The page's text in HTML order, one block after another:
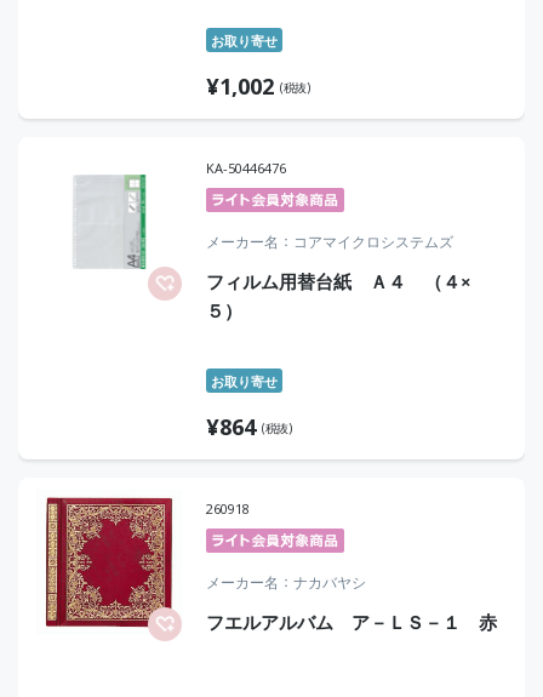
お取り寄せ
¥1,002 (税抜)
KA-50446476
メーカー名 コアマイクロシステムズ
フィルム用替台紙 Ａ４ （４×
５）
お取り寄せ
¥864 (税抜)
260918
メーカー名 ナカバヤシ
フエルアルバム ア－ＬＳ－１ 赤